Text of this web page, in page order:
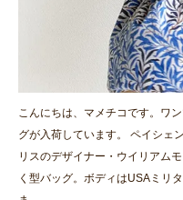
こんにちは、マメチコです。ワ
グが入荷しています。 ペイシェ
リスのデザイナー・ウイリアム
く型バッグ。ボディはUSAミリ